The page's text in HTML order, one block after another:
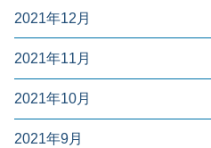
2021年12月
2021年11月
2021年10月
2021年9月